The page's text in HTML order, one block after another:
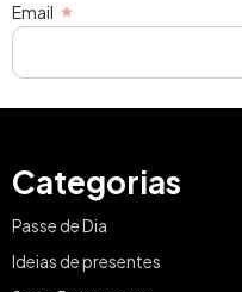
Email
Categorias
Passe de Dia
Ideias de presentes